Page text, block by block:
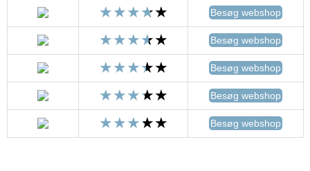
Besøg webshop
Besøg webshop
Besøg webshop
Besøg webshop
Besøg webshop